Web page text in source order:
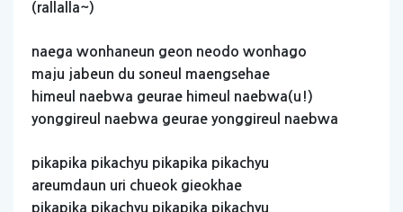
(rallalla~)
naega wonhaneun geon neodo wonhago
maju jabeun du soneul
maengsehae
himeul
naebwa geurae himeul
naebwa(u!)
yonggireul
naebwa geurae yonggireul naebwa
pikapika pikachyu pikapika pikachyu
areumdaun uri chueok gieokhae
pikapika pikachyu pikapika pikachyu